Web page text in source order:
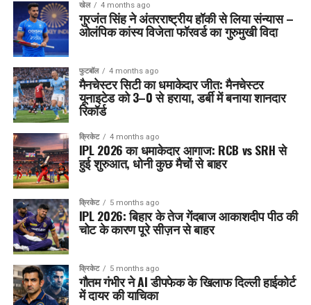
खेल 4 months ago
गुरजंत सिंह ने अंतरराष्ट्रीय हॉकी से लिया संन्यास –
ओलंपिक कांस्य विजेता फॉरवर्ड का गुरुमुखी विदा
फुटबॉल 4 months ago
मैनचेस्टर सिटी का धमाकेदार जीत: मैनचेस्टर
यूनाइटेड को 3–0 से हराया, डर्बी में बनाया शानदार
रिकॉर्ड
क्रिकेट 4 months ago
IPL 2026 का धमाकेदार आगाज: RCB vs SRH से
हुई शुरुआत, धोनी कुछ मैचों से बाहर
क्रिकेट 5 months ago
IPL 2026: बिहार के तेज गेंदबाज आकाशदीप पीठ की
चोट के कारण पूरे सीज़न से बाहर
क्रिकेट 5 months ago
गौतम गंभीर ने AI डीपफेक के खिलाफ दिल्ली हाईकोर्ट
में दायर की याचिका